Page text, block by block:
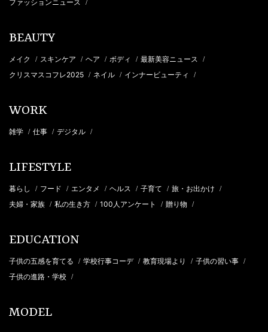
ファッションニュース /
BEAUTY
メイク / スキンケア / ヘア / ボディ / 最新美容ニュース /
クリスマスコフレ2025 / ネイル / インナービューティ /
WORK
雑学 / 仕事 / デジタル /
LIFESTYLE
暮らし / フード / エンタメ / ヘルス / 子育て / 旅・お出かけ /
夫婦・家族 / 私の生き方 / 100人アンケート / 贈り物 /
EDUCATION
子供の五感を育てる / 学校行事コーデ / 教育現場より / 子供の習い事 /
子供の進路・学校 /
MODEL